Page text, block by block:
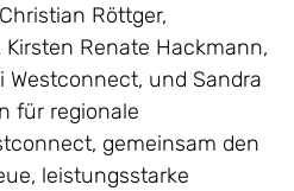
Röttger,
Renate Hackmann,
und Sandra
für regionale
gemeinsam den
leistungsstarke